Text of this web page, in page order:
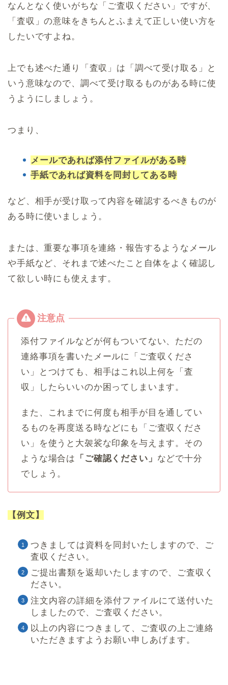
なんとなく使いがちな「ご査収ください」ですが、
「査収」の意味をきちんとふまえて正しい使い方を
したいですよね。
上でも述べた通り「査収」は「調べて受け取る」と
いう意味なので、調べて受け取るものがある時に使
うようにしましょう。
つまり、
メールであれば添付ファイルがある時
手紙であれば資料を同封してある時
など、相手が受け取って内容を確認するべきものが
ある時に使いましょう。
または、重要な事項を連絡・報告するようなメール
や手紙など、それまで述べたこと自体をよく確認し
て欲しい時にも使えます。
添付ファイルなどが何もついてない、ただの
連絡事項を書いたメールに「ご査収くださ
い」とつけても、相手はこれ以上何を「査
収」したらいいのか困ってしまいます。
また、これまでに何度も相手が目を通してい
るものを再度送る時などにも「ご査収くださ
い」を使うと大袈裟な印象を与えます。その
ような場合は
「ご確認ください」 などで十分
でしょう。
【例文】
つきましては資料を同封いたしますので、ご
査収ください。
ご提出書類を返却いたしますので、ご査収く
ださい。
注文内容の詳細を添付ファイルにて送付いた
しましたので、ご査収ください。
以上の内容につきまして、ご査収の上ご連絡
いただきますようお願い申しあげます。